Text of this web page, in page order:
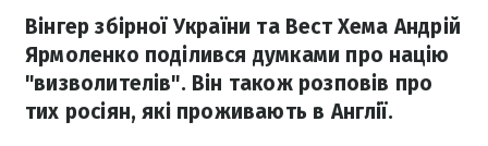
Вінгер збірної України та Вест Хема Андрій
Ярмоленко поділився думками про націю
"визволителів". Він також розповів про
тих росіян, які проживають в Англії.